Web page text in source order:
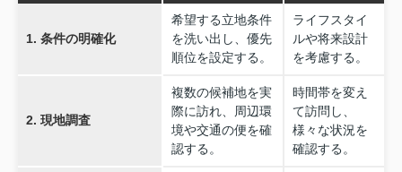
1. 条件の明確化
希望する立地条件
を洗い出し、優先
順位を設定する。
ライフスタイ
ルや将来設計
を考慮する。
2. 現地調査
複数の候補地を実
際に訪れ、周辺環
境や交通の便を確
認する。
時間帯を変え
て訪問し、
様々な状況を
確認する。